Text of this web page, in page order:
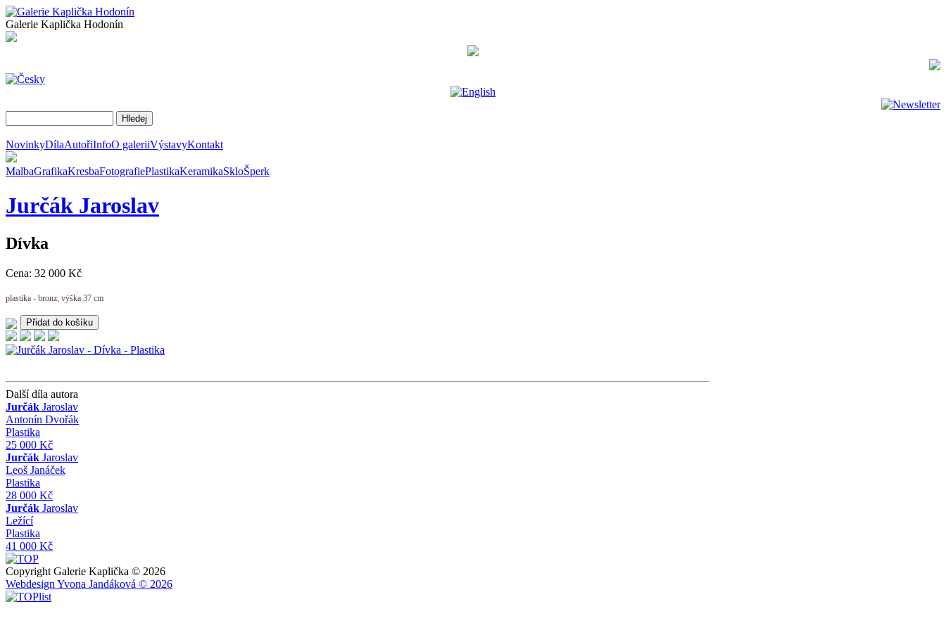
Galerie Kaplička Hodonín
NovinkyDílaAutořiInfoO galeriiVýstavyKontakt
MalbaGrafikaKresbaFotografiePlastikaKeramikaSkloŠperk
Jurčák Jaroslav
Dívka
Cena: 32 000 Kč
plastika - bronz, výška 37 cm
Další díla autora
Jurčák Jaroslav
Antonín Dvořák
Plastika
25 000 Kč
Jurčák Jaroslav
Leoš Janáček
Plastika
28 000 Kč
Jurčák Jaroslav
Ležící
Plastika
41 000 Kč
Copyright Galerie Kaplička © 2026
Webdesign Yvona Jandáková © 2026